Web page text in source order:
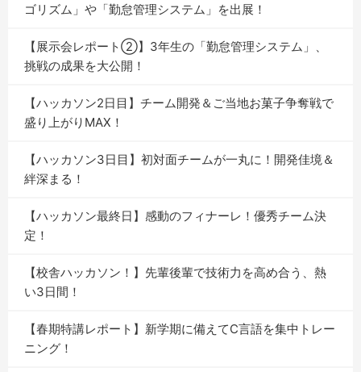
ゴリズム」や「勤怠管理システム」を出展！
【展示会レポート②】3年生の「勤怠管理システム」、
挑戦の成果を大公開！
【ハッカソン2日目】チーム開発＆ご当地お菓子争奪戦で
盛り上がりMAX！
【ハッカソン3日目】初対面チームが一丸に！開発佳境＆
絆深まる！
【ハッカソン最終日】感動のフィナーレ！優秀チーム決
定！
【校舎ハッカソン！】先輩後輩で技術力を高め合う、熱
い3日間！
【春期特講レポート】新学期に備えてC言語を集中トレー
ニング！